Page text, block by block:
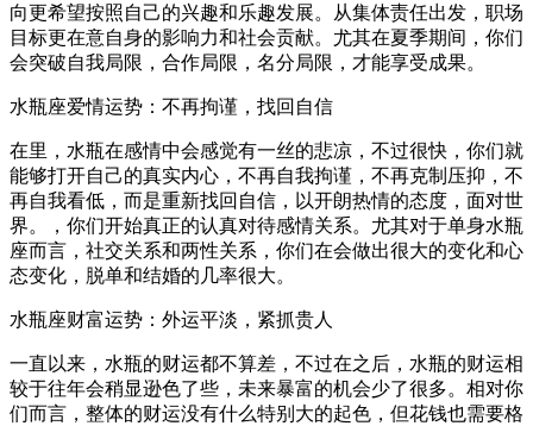
向更希望按照自己的兴趣和乐趣发展。从集体责任出发，职场
目标更在意自身的影响力和社会贡献。尤其在夏季期间，你们
会突破自我局限，合作局限，名分局限，才能享受成果。
水瓶座爱情运势：不再拘谨，找回自信
在里，水瓶在感情中会感觉有一丝的悲凉，不过很快，你们就
能够打开自己的真实内心，不再自我拘谨，不再克制压抑，不
再自我看低，而是重新找回自信，以开朗热情的态度，面对世
界。，你们开始真正的认真对待感情关系。尤其对于单身水瓶
座而言，社交关系和两性关系，你们在会做出很大的变化和心
态变化，脱单和结婚的几率很大。
水瓶座财富运势：外运平淡，紧抓贵人
一直以来，水瓶的财运都不算差，不过在之后，水瓶的财运相
较于往年会稍显逊色了些，未来暴富的机会少了很多。相对你
们而言，整体的财运没有什么特别大的起色，但花钱也需要格